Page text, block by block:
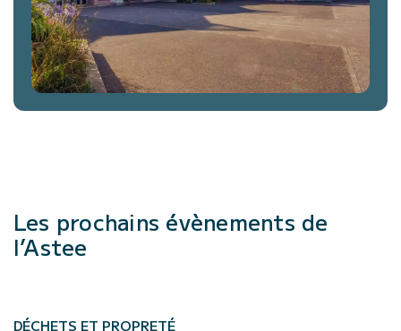
Les prochains évènements de
l’Astee
DÉCHETS ET PROPRETÉ